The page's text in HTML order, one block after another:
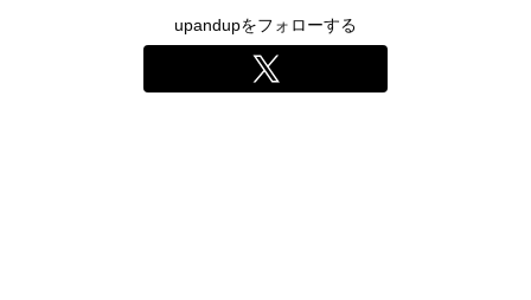
upandupをフォローする